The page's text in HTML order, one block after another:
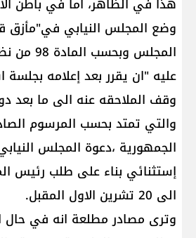
وضع المجلس النيابي في"مأزق
المجلس
عليه "ان يقرر بعد إعلامه بجلسة
وقف الملاحقه عنه الى ما بعد
والتي تمتد بحسب المرسوم
الجمهورية ،دعوة المجلس
إستثنائي بناء على طلب رئيس
الى 20 تشرين الاول المقبل.
وترى مصادر مطلعة انه في حال